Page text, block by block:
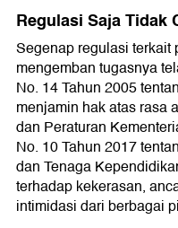
Regulasi Saja Tidak
Segenap regulasi
mengemban tugasnya
No. 14 Tahun 2005
menjamin hak atas rasa
dan Peraturan
No. 10 Tahun 2017
dan Tenaga
terhadap kekerasan,
intimidasi dari berbagai